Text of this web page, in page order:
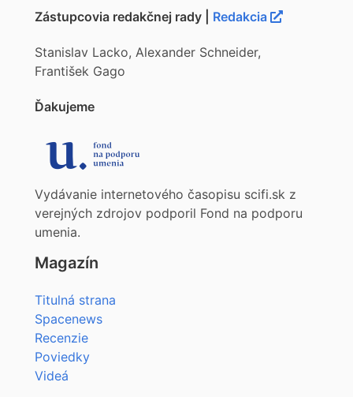
Zástupcovia redakčnej rady | Redakcia
Stanislav Lacko, Alexander Schneider,
František Gago
Ďakujeme
Vydávanie internetového časopisu scifi.sk z
verejných zdrojov podporil Fond na podporu
umenia.
Magazín
Titulná strana
Spacenews
Recenzie
Poviedky
Videá